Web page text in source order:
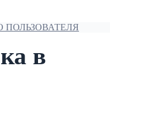
ПОЛЬЗОВАТЕЛЯ
в